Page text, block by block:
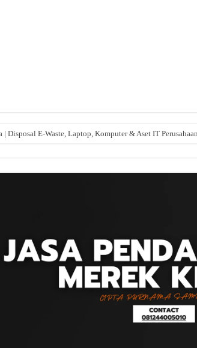
Disposal E-Waste, Laptop, Komputer & Aset IT